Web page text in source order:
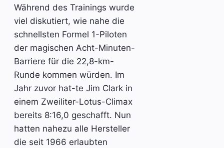
Während des Trainings wurde
viel diskutiert, wie nahe die
schnellsten Formel 1-Piloten
der magischen Acht-Minuten-
Barriere für die 22,8-km-
Runde kommen würden. Im
Jahr zuvor hat-te Jim Clark in
einem Zweiliter-Lotus-Climax
bereits 8:16,0 geschafft. Nun
hatten nahezu alle Hersteller
die seit 1966 erlaubten